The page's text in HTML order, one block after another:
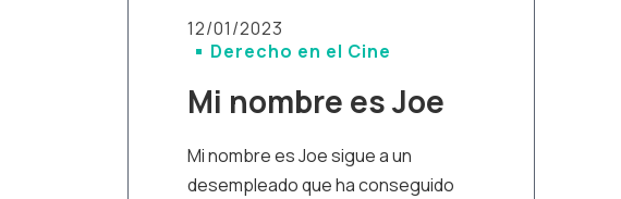
12/01/2023
Derecho en el Cine
Mi nombre es Joe
Mi nombre es Joe sigue a un
desempleado que ha conseguido